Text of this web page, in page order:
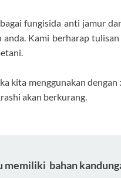
fungisida anti jamur
Kami berharap
kita menggunakan
akan berkurang.
memiliki bahan